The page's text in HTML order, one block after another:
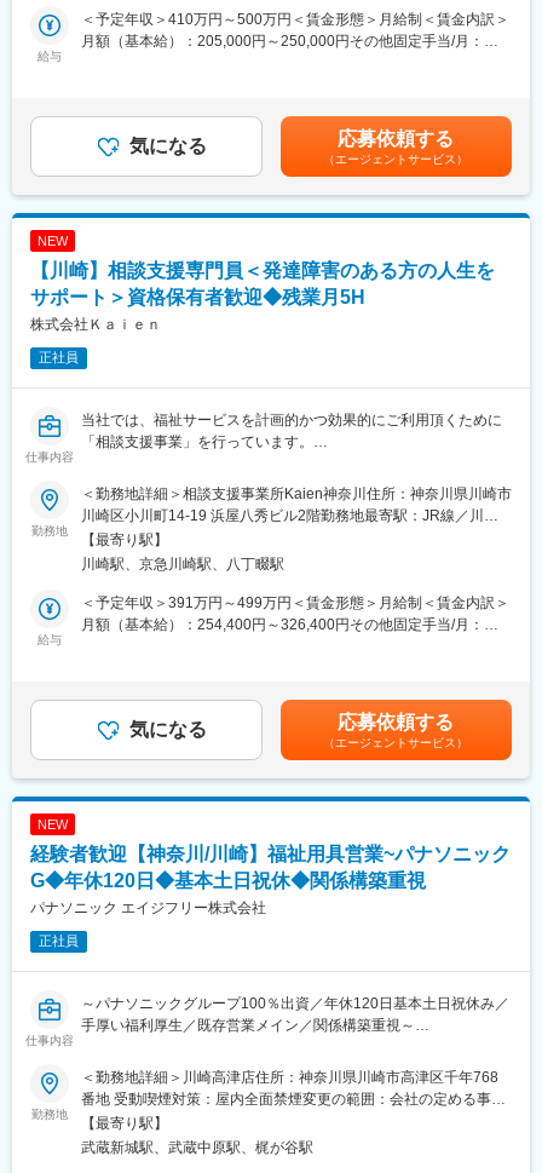
(2) 個人のお客様へのご提案（ケアマネジャーから紹介を受けた要
・ 介護用品からリフォームまで生活の質改善に向けてご提案
・ 売って終わりではなく、定期的に訪問し使用状況等を確認
※ 17時頃には事務所へ帰社（基本19時頃には退社）します。
■フォロー体制：
スパートが在籍。営業先で専門的な問い合わせを受けた場合も、
社内の力を借りれば即座に解決できます。また商品の受発注は事
務スタッフがサポートします。
年2回のインセンティブがあり、平均20万円前後。最大50万円支
給も可能です。
変更の範囲：会社の定める業務
既存顧客の引き継ぎを起点に、新商品のご案内を通じて関係を深
め、日々の丁寧なコミュニケーションで信頼を獲得。ケアマネジ
携を通じて最適な商品・サービスを届けられることが、この仕事
の大きなやりがいです。単なる営業にとどまらず、地域の介護を
支える社会貢献性の高い役割を担えます。
関係構築をしていきます。
・日々の活動を通し、信頼を得ていくことでご紹介をいただきな
がら活動の幅を広げていきます。
整を行ったりする専門職です。
介護者の方）
・お客様の困りごとや身体状況等をヒアリングし、家の危険箇所
をチェック。
・ 介護用品からリフォームまで生活の質改善に向けてご提案
※ 17時頃には事務所へ帰社（基本19時頃には退社）します。
の研修で学んでいただきます。
スパートが在籍。営業先で専門的な問い合わせを受けた場合も、
務スタッフがサポートします。
変更の範囲：会社の定める業務
給与
＜予定年収＞410万円～500万円＜賃金形態＞月給制＜賃金内訳＞
月額（基本給）：205,000円～250,000円その他固定手当/月：
下する可能性があります。月給(月額)は固定手当を含めた表記で
す。
気になる 応募依頼する
（エージェントサービス）
NEW
【川崎】相談支援専門員＜発達障害のある方の人生を
サポート＞資格保有者歓迎◆残業月5H
株式会社Ｋａｉｅｎ
正社員
仕事内容
当社では、福祉サービスを計画的かつ効果的にご利用頂くために
「相談支援事業」を行っています。
に発達障害や精神障害のある大人向け、子ども向けの業務となり
ます。
■具体的な職務内容：
就労移行支援や放課後等デイサービスに通う方々の専門的なアセ
スメントを行ったり、その支援計画や実施状況をスタッフやご本
人、ご家族にわかりやすく伝える役割です。教育から就労・生活
・就労希望で福祉事業の活用する障害者の相談計画の作成・更新
・福祉事業を希望される発達障害児・ご家族の相談計画の作成・
■職務の特徴：
・障害のある方の人生を広く間近でサポートしたいという方向け
の職種です。
す。障害のある方の社会適応に尽力でき、責任感とやりがいを感
じられる業務です。
変更の範囲：会社の定める業務
勤務地
＜勤務地詳細＞相談支援事業所Kaien神奈川住所：神奈川県川崎市
川崎区小川町14-19 浜屋八秀ビル2階勤務地最寄駅：JR線／川崎
駅受動喫煙対策：敷地内全面禁煙変更の範囲：会社の定める事業
所
【最寄り駅】
川崎駅、京急川崎駅、八丁畷駅
給与
＜予定年収＞391万円～499万円＜賃金形態＞月給制＜賃金内訳＞
月額（基本給）：254,400円～326,400円その他固定手当/月：
（平均約10万円）※賞与、手当の支給対象・支給額は、評価や状
況により変更になる可能性があります。賃金はあくまでも目安の
金額であり、選考を通じて上下する可能性があります。月給(月額)
は固定手当を含めた表記です。
気になる 応募依頼する
（エージェントサービス）
NEW
経験者歓迎【神奈川/川崎】福祉用具営業~パナソニック
G◆年休120日◆基本土日祝休◆関係構築重視
パナソニック エイジフリー株式会社
正社員
仕事内容
～パナソニックグループ100％出資／年休120日基本土日祝休み／
手厚い福利厚生／既存営業メイン／関係構築重視～
業をお任せします。
■当求人の魅力：
◎早期キャリアアップ可能
例）キャリ入社7年目：店長に昇格、新卒入社6年目：店長昇格
勤務地
＜勤務地詳細＞川崎高津店住所：神奈川県川崎市高津区千年768
番地 受動喫煙対策：屋内全面禁煙変更の範囲：会社の定める事業
所【最寄り駅】
武蔵新城駅、武蔵中原駅、梶が谷駅